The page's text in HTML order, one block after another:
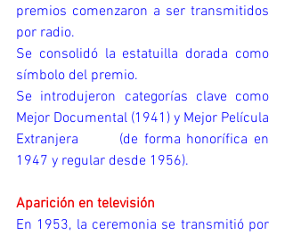
premios comenzaron a ser transmitidos
por radio.
Se consolidó la estatuilla dorada como
símbolo del premio.
Se introdujeron categorías clave como
Mejor Documental (1941) y Mejor Película
Extranjera       (de forma honorífica en
1947 y regular desde 1956).
Aparición en televisión
En 1953, la ceremonia se transmitió por